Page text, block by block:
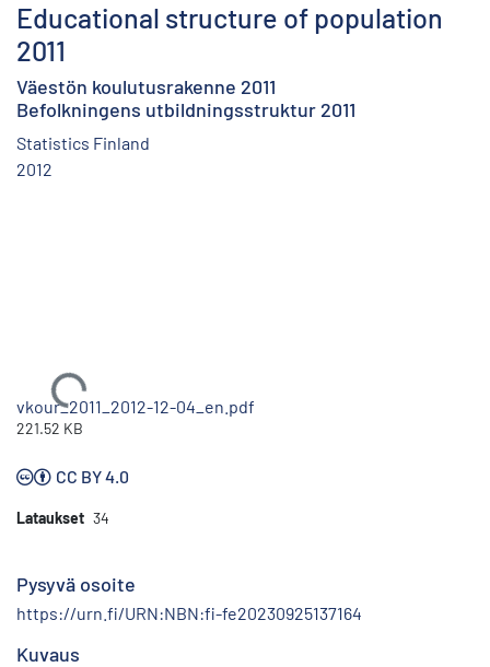
Educational structure of population
2011
Väestön koulutusrakenne 2011
Befolkningens utbildningsstruktur 2011
Statistics Finland
2012
Ladataan...
vkour_2011_2012-12-04_en.pdf
221.52 KB
CC BY 4.0
Lataukset 34
Pysyvä osoite
https://urn.fi/URN:NBN:fi-fe20230925137164
Kuvaus